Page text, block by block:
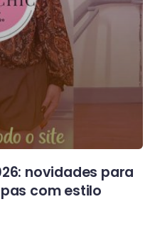
novidades para
com estilo